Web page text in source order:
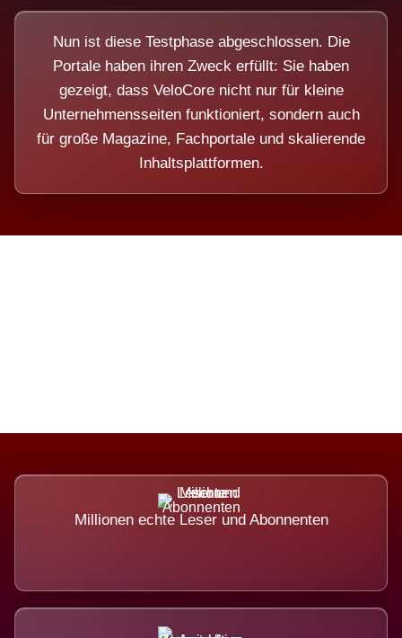
Nun ist diese Testphase abgeschlossen. Die
Portale haben ihren Zweck erfüllt: Sie haben
gezeigt, dass VeloCore nicht nur für kleine
Unternehmensseiten funktioniert, sondern auch
für große Magazine, Fachportale und skalierende
Inhaltsplattformen.
Millionen echte Leser und Abonnenten